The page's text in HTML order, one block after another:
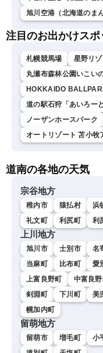
旭川空港（北海道のま
注目のお出かけスポ
札幌競馬場
星野リ
丸瀬布森林公園いこい
HOKKAIDO
道の駅石狩「あいろー
ノーザンホースパーク
オートリゾート 苫小牧
道南の各地の天気
宗谷地方
稚内市 猿払村 浜
礼文町
利尻町 利
上川地方
旭川市 士別市 名
当麻町
比布町 愛
上富良野町
中富良
剣淵町
下川町 美
幌加内町
留萌地方
留萌市 増毛町 小